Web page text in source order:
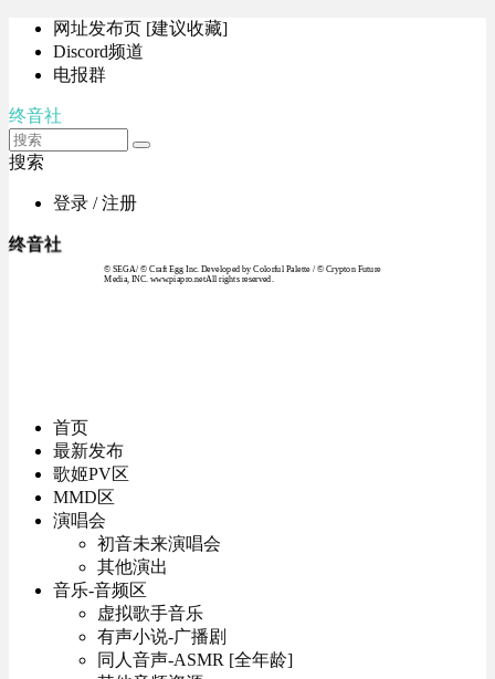
网址发布页 [建议收藏]
Discord频道
电报群
终音社
搜索
登录 / 注册
终音社
© SEGA / © Craft Egg Inc. Developed by Colorful Palette / © Crypton Future
Media, INC. www.piapro.netAll rights reserved.
首页
最新发布
歌姬PV区
MMD区
演唱会
初音未来演唱会
其他演出
音乐-音频区
虚拟歌手音乐
有声小说-广播剧
同人音声-ASMR [全年龄]